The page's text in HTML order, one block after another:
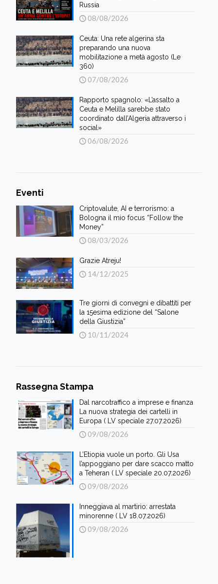
Russia
08/08/2026
Ceuta: Una rete algerina sta
preparando una nuova
mobilitazione a metà agosto (Le
360)
07/08/2026
Rapporto spagnolo: «L’assalto a
Ceuta e Melilla sarebbe stato
coordinato dall’Algeria attraverso i
social»
06/08/2026
Eventi
Criptovalute, AI e terrorismo: a
Bologna il mio focus “Follow the
Money”
08/03/2026
Grazie Atreju!
14/12/2025
Tre giorni di convegni e dibattiti per
la 15esima edizione del “Salone
della Giustizia”
10/11/2024
Rassegna Stampa
Dal narcotraffico a imprese e finanza
La nuova strategia dei cartelli in
Europa ( LV speciale 27.07.2026)
09/08/2026
L’Etiopia vuole un porto. Gli Usa
l’appoggiano per dare scacco matto
a Teheran ( LV speciale 20.07.2026)
09/08/2026
Inneggiava al martirio: arrestata
minorenne ( LV 18.07.2026)
09/08/2026